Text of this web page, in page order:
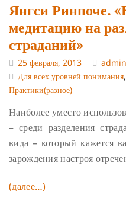
Янгси Ринпоче.
медитацию на
страданий»
25 февраля, 2013
admin
Для всех уровней понимания,
Практики(разное)
Наиболее уместо
– среди разделения
вида – который кажется
зарождения настроя
(далее…)